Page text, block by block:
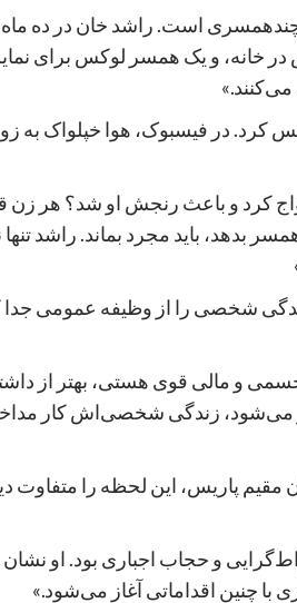
است. راشد خان در ده ماه
خانه، و یک همسر لوکس برای
کرد. در فیسبوک، هوا خپلواک به
کرد و باعث رنجش او شد؟ هر زن
بدهد، باید مجرد بماند. راشد
شخصی را از وظیفه عمومی
و مالی قوی هستی، بهتر از
زندگی شخصی‌اش کار
مقیم پاریس، این لحظه را متفاوت
و حجاب اجباری بود. او نشان
با چنین اقداماتی آغاز می‌شود.»